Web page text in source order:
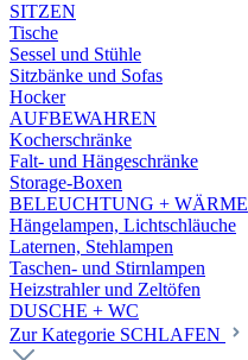
SITZEN
Tische
Sessel und Stühle
Sitzbänke und Sofas
Hocker
AUFBEWAHREN
Kocherschränke
Falt- und Hängeschränke
Storage-Boxen
BELEUCHTUNG + WÄRME
Hängelampen, Lichtschläuche
Laternen, Stehlampen
Taschen- und Stirnlampen
Heizstrahler und Zeltöfen
DUSCHE + WC
Zur Kategorie SCHLAFEN